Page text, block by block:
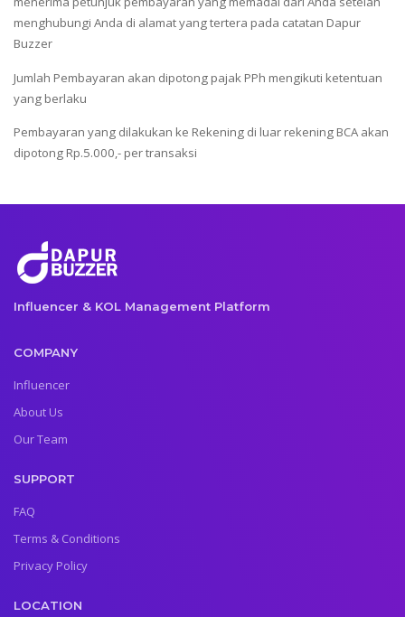
menghubungi Anda di alamat yang tertera pada catatan Dapur
Buzzer
Jumlah Pembayaran akan dipotong pajak PPh mengikuti ketentuan
yang berlaku
Pembayaran yang dilakukan ke Rekening di luar rekening BCA akan
dipotong Rp.5.000,- per transaksi
Influencer & KOL Management Platform
COMPANY
Influencer
About Us
Our Team
SUPPORT
FAQ
Terms & Conditions
Privacy Policy
LOCATION